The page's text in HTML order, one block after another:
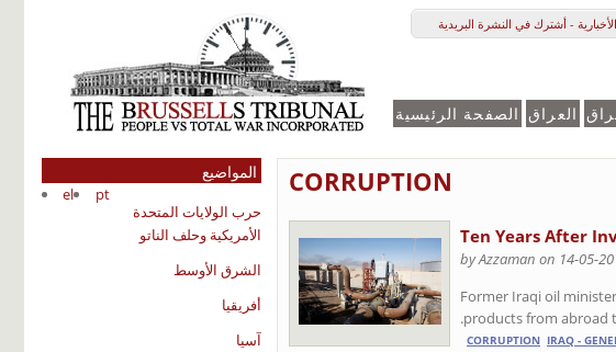
- أشترك في النشرة البريدية
الصفحة الرئيسية العراق
el
pt
حرب الولايات المتحدة
الأمريكية وحلف الناتو
الشرق الأوسط
أفريقيا
آسيا
CORRUPTION
Ten Years After
by Azzaman on 14-05-
Former Iraqi oil
products from abroad
CORRUPTION IRAQ -